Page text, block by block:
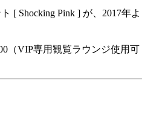
[ Shocking Pink ] が、2017
（VIP専用観覧ラウンジ使